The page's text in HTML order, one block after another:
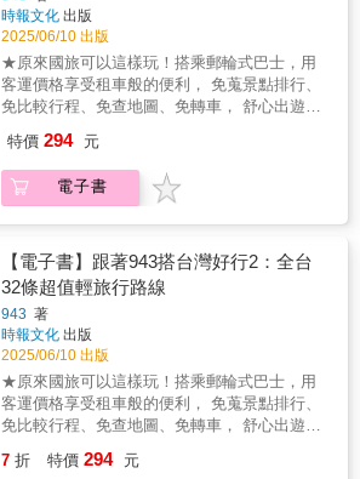
膩溫暖的書寫，讓思緒穿梭街角巷弄，緩緩步
入道地優雅日常，忍不住讚嘆：『生活在台
南，真好！』」 ✦瓦力／音樂故事人：「正如
同電影《金牌任務》告訴我們，衣服如何讓人
成為紳士，在大同既親暱又迷人的筆下，他揭
示了另一個可以成為gentleman的方法。那就是
和喜歡的人一起慢慢地走，感受台南的風俗與
裡流行的時尚是慢活的人生。倘若迷路了也沒
關係，巷弄裡有滿天的星空，而他的文字森林
裡還有好多的溫柔。」 ✦小憩／作家‧〈小憩〉
時，在這座一路行一路讀的老城裡，你會深深
感覺到，沒有什麼比清晨喝的第一碗牛肉湯、
蛋奶煎餅的甜味、公園裡老式溜冰場更重要的
風景了。」 ✦小助教/食物課：「搬來臺南一
年，也跟著大同的粉絲頁探店、鑽巷子、迎鬧
熱了一年。謝謝他一直用著最直接與誠懇的文
字分享府城的種種。」 ◤本書特色◢ 滿載一般
台南旅遊書少見的美食與景點， 絕對是有志一
「大觀音亭與興濟宮」居然能求藥籤？ ‧在氣氛
灘｜瀕危物種「綠蠵龜」在望安的產卵地點和
棲地保護區，過去是居民撿拾海螺、捕魚、撿
海龜蛋謀生之地。不過，海龜蛋可別亂撿，免
得被隨時出沒沙灘上的老婆婆盯上、伏在你身
邊監視你一舉一動……更多的靈異傳奇點位，
年望安人泊船、採海螺、抓章魚時，竹竿鬼、
攔路鬼、牛車鬼……眾鬼紛紛出沒兩港灣，嚇
你一把之餘不忘幫忙推車上坡。西安水庫｜從
望安國中後方的澎34道路往西安水庫方向，千
萬小心通行，要是感到一陣冷風吹過，切莫左
右張望，免得遇見臉皮掀開、鮮血直流的小女
孩向你求救……西安砲台｜明、清留下的砲台
見一群穿著藏青長袍、頭髮繫辮的「人」垂頭
四處來去，要是看到雙手捧扶頭部的人朝你走
來，務必快速離開，免得雙腿嚇到無力逃跑。
望安機場｜當機場還不是機場，而是人稱「黑
石仔頂」的荒地，每到夜間必有一紅一青，兩
盞幽冥之火前後追逐，望安人都知道，那是豬
母精與花宅廟神祇上演的陰陽大戰。長瀨仔沙
灘｜瀕危物種「綠蠵龜」在望安的產卵地點和
棲地保護區，過去是居民撿拾海螺、捕魚、撿
海龜蛋謀生之地。不過，海龜蛋可別亂撿，免
得被隨時出沒沙灘上的老婆婆盯上、伏在你身
邊監視你一舉一動……更多的靈異傳奇點位，
時報文化 出版
2025/06/10 出版
★原來國旅可以這樣玩！搭乘郵輪式巴士，用
客運價格享受租車般的便利， 免蒐景點排行、
免比較行程、免查地圖、免轉車， 舒心出遊超
自遊提案》後，943再度走訪32條台灣好行精選
路線，分享口碑最佳的人氣景點與新興玩法，
以及內行人才知道的乘車撇步，讓你不用開
灣好行CP傎高，路線遍及台灣本島和離島，有
全台唯一直上台東金剛大道的巴士、票價12元
且比開車更接近壽山動物園的高雄56號公車，
遊花東一整天最多僅600多元的東部各路線，南
投好行卡499元三日任搭10條線的好康組合，經
濟實惠，是小資旅人的夢幻選擇。 ●搭乘台灣
好行，輕鬆深入在地遊 從基隆北海岸到離島，
台灣好行串連車站與各大景點，一車直達。部
分路線還有導覽員同行解說，不必跟團，也能
輕鬆享受深度旅遊的豐富體驗。無論是一人獨
特價 294 元
電子書
【電子書】跟著943搭台灣好行2：全台
32條超值輕旅行路線
943 著
時報文化 出版
2025/06/10 出版
★原來國旅可以這樣玩！搭乘郵輪式巴士，用
客運價格享受租車般的便利， 免蒐景點排行、
免比較行程、免查地圖、免轉車， 舒心出遊超
自遊提案》後，943再度走訪32條台灣好行精選
7 折 特價 294 元